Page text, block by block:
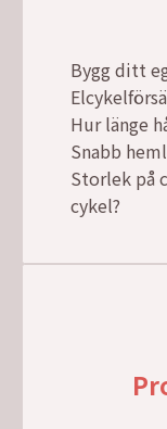
Bygg ditt
Hur länge
Snabb
Storlek på
cykel?